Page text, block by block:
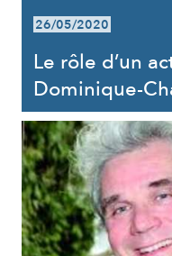
26/05/2020
Le rôle d’un
Dominique-